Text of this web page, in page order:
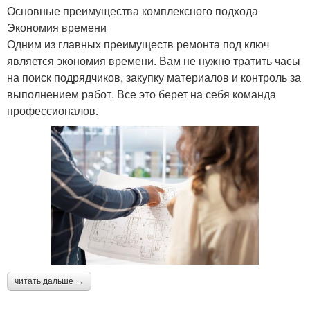
Основные преимущества комплексного подхода
Экономия времени
Одним из главных преимуществ ремонта под ключ
является экономия времени. Вам не нужно тратить часы
на поиск подрядчиков, закупку материалов и контроль за
выполнением работ. Все это берет на себя команда
профессионалов.
читать дальше →